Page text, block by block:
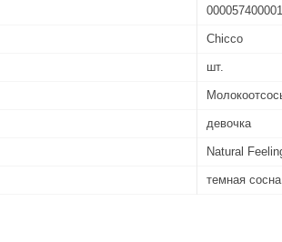
Chicco
шт.
девочка
Natural
темная сосна